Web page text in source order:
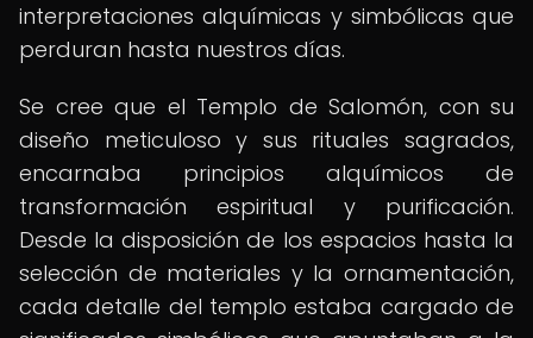
interpretaciones alquímicas y simbólicas que
perduran hasta nuestros días.
Se cree que el Templo de Salomón, con su
diseño meticuloso y sus rituales sagrados,
encarnaba principios alquímicos de
transformación espiritual y purificación.
Desde la disposición de los espacios hasta la
selección de materiales y la ornamentación,
cada detalle del templo estaba cargado de